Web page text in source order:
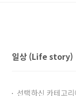
일상 (Life story)
선택하신 카테고